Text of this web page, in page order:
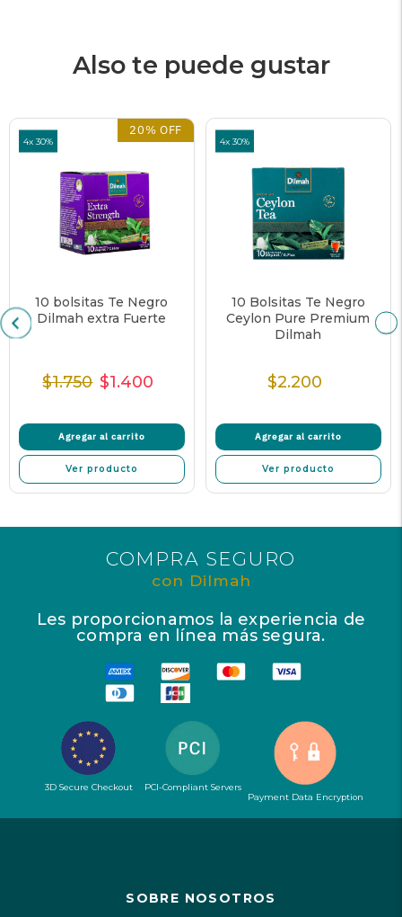
Also te puede gustar
4x 30%
20% OFF
10 bolsitas Te Negro
Dilmah extra Fuerte
Precio
$1.750 Precio
oferta
$1.400
Agregar al carrito
Ver producto
4x 30%
10 Bolsitas Te Negro
Ceylon Pure Premium
Dilmah
Precio
$2.200
Agregar al carrito
Ver producto
COMPRA SEGURO
con Dilmah
Les proporcionamos la experiencia de
compra en línea más segura.
3D Secure Checkout
PCI-Compliant Servers
Payment Data Encryption
SOBRE NOSOTROS